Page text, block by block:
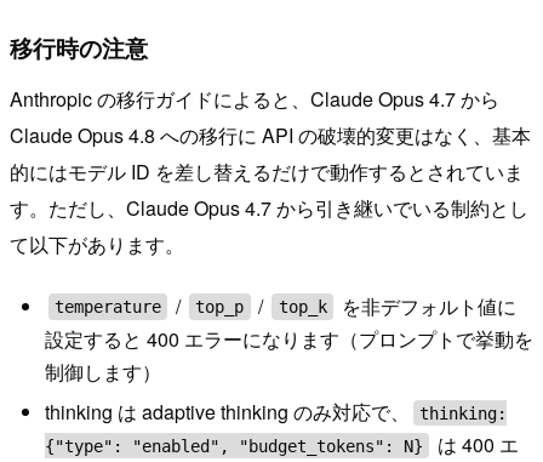
移行時の注意
Anthropic の移行ガイドによると、Claude Opus 4.7 から
Claude Opus 4.8 への移行に API の破壊的変更はなく、基本
的にはモデル ID を差し替えるだけで動作するとされていま
す。ただし、Claude Opus 4.7 から引き継いでいる制約とし
て以下があります。
temperature / top_p / top_k
を非デフォルト値に
設定すると 400 エラーになります（プロンプトで挙動を
制御します）
thinking は adaptive thinking のみ対応で、
thinking:
{"type": "enabled", "budget_tokens": N}
は 400 エ